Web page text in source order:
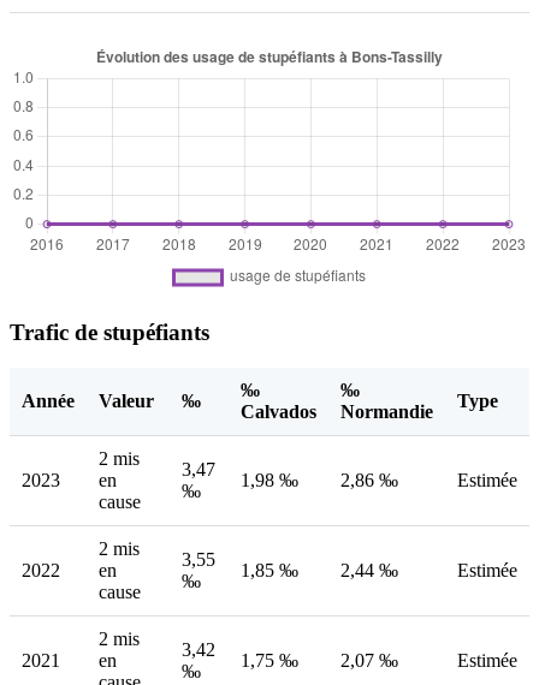
Trafic de stupéfiants
Année Valeur ‰
‰
Calvados
‰
Normandie
Type
2023
2 mis
en
cause
3,47
‰
1,98 ‰ 2,86 ‰ Estimée
2022
2 mis
en
cause
3,55
‰
1,85 ‰ 2,44 ‰ Estimée
2021
2 mis
en
3,42
‰
1,75 ‰ 2,07 ‰ Estimée